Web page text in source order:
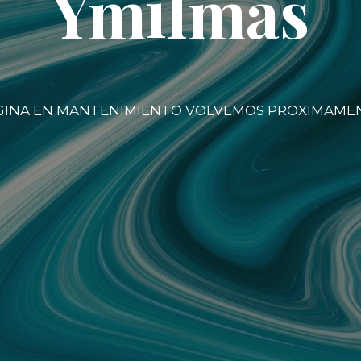
EN MANTENIMIENTO VOLVEMOS